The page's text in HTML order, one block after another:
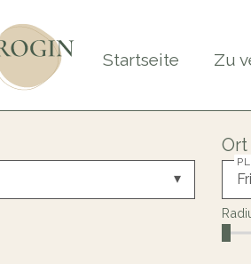
Startseite Zu
Ort